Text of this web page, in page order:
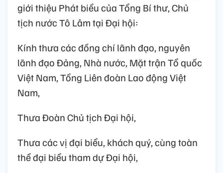
giới thiệu Phát biểu của Tổng Bí thư, Chủ
tịch nước Tô Lâm tại Đại hội:
Kính thưa các đồng chí lãnh đạo, nguyên
lãnh đạo Đảng, Nhà nước, Mặt trận Tổ quốc
Việt Nam, Tổng Liên đoàn Lao động Việt
Nam,
Thưa Đoàn Chủ tịch Đại hội,
Thưa các vị đại biểu, khách quý, cùng toàn
thể đại biểu tham dự Đại hội,